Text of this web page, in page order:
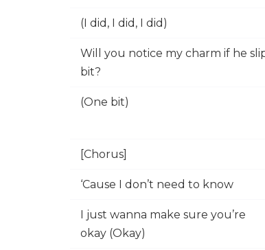
(I did, I did, I did)
Will you notice my charm if he
bit?
(One bit)
[Chorus]
‘Cause I don’t need to know
I just wanna make sure you’re
okay (Okay)